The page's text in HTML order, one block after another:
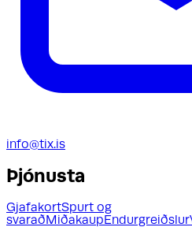
info@tix.is
Þjónusta
GjafakortSpurt og
svaraðMiðakaupEndurgreiðslur